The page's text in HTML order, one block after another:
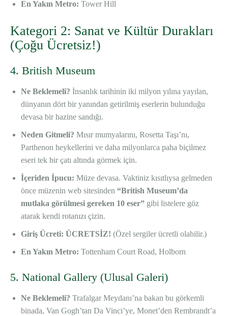
En Yakın Metro: Tower Hill
Kategori 2: Sanat ve Kültür Durakları
(Çoğu Ücretsiz!)
4. British Museum
Ne Beklemeli? İnsanlık tarihinin iki milyon yılına yayılan,
dünyanın dört bir yanından getirilmiş eserlerin bulunduğu
devasa bir hazine sandığı.
Neden Gitmeli? Mısır mumyalarını, Rosetta Taşı’nı,
Parthenon heykellerini ve daha milyonlarca paha biçilmez
eseri tek bir çatı altında görmek için.
İçeriden İpucu: Müze devasa. Vaktiniz kısıtlıysa gelmeden
önce müzenin web sitesinden “British Museum’da
mutlaka görülmesi gereken 10 eser” gibi listelere göz
atarak kendi rotanızı çizin.
Giriş Ücreti: ÜCRETSİZ! (Özel sergiler ücretli olabilir.)
En Yakın Metro: Tottenham Court Road, Holborn
5. National Gallery (Ulusal Galeri)
Ne Beklemeli? Trafalgar Meydanı’na bakan bu görkemli
binada, Van Gogh’tan Da Vinci’ye, Monet’den Rembrandt’a